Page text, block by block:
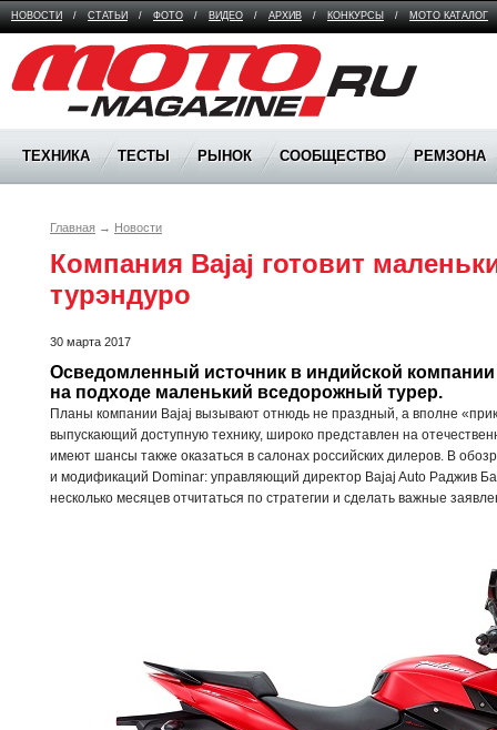
НОВОСТИ / СТАТЬИ / ФОТО / ВИДЕО / АРХИВ / КОНКУРСЫ / МОТО КАТАЛОГ
Moto Magazine
ТЕХНИКА ТЕСТЫ РЫНОК СООБЩЕСТВО РЕМЗОНА
Главная → Новости
Компания Bajaj готовит
турэндуро
30 марта 2017
Осведомленный источник в индийской
на подходе маленький вседорожный турер.
Планы компании Bajaj вызывают отнюдь не праздный, а вполне
выпускающий доступную технику, широко представлен на
имеют шансы также оказаться в салонах российских дилеров. В
и модификаций Dominar: управляющий директор Bajaj Auto Раджив
несколько месяцев отчитаться по стратегии и сделать важные